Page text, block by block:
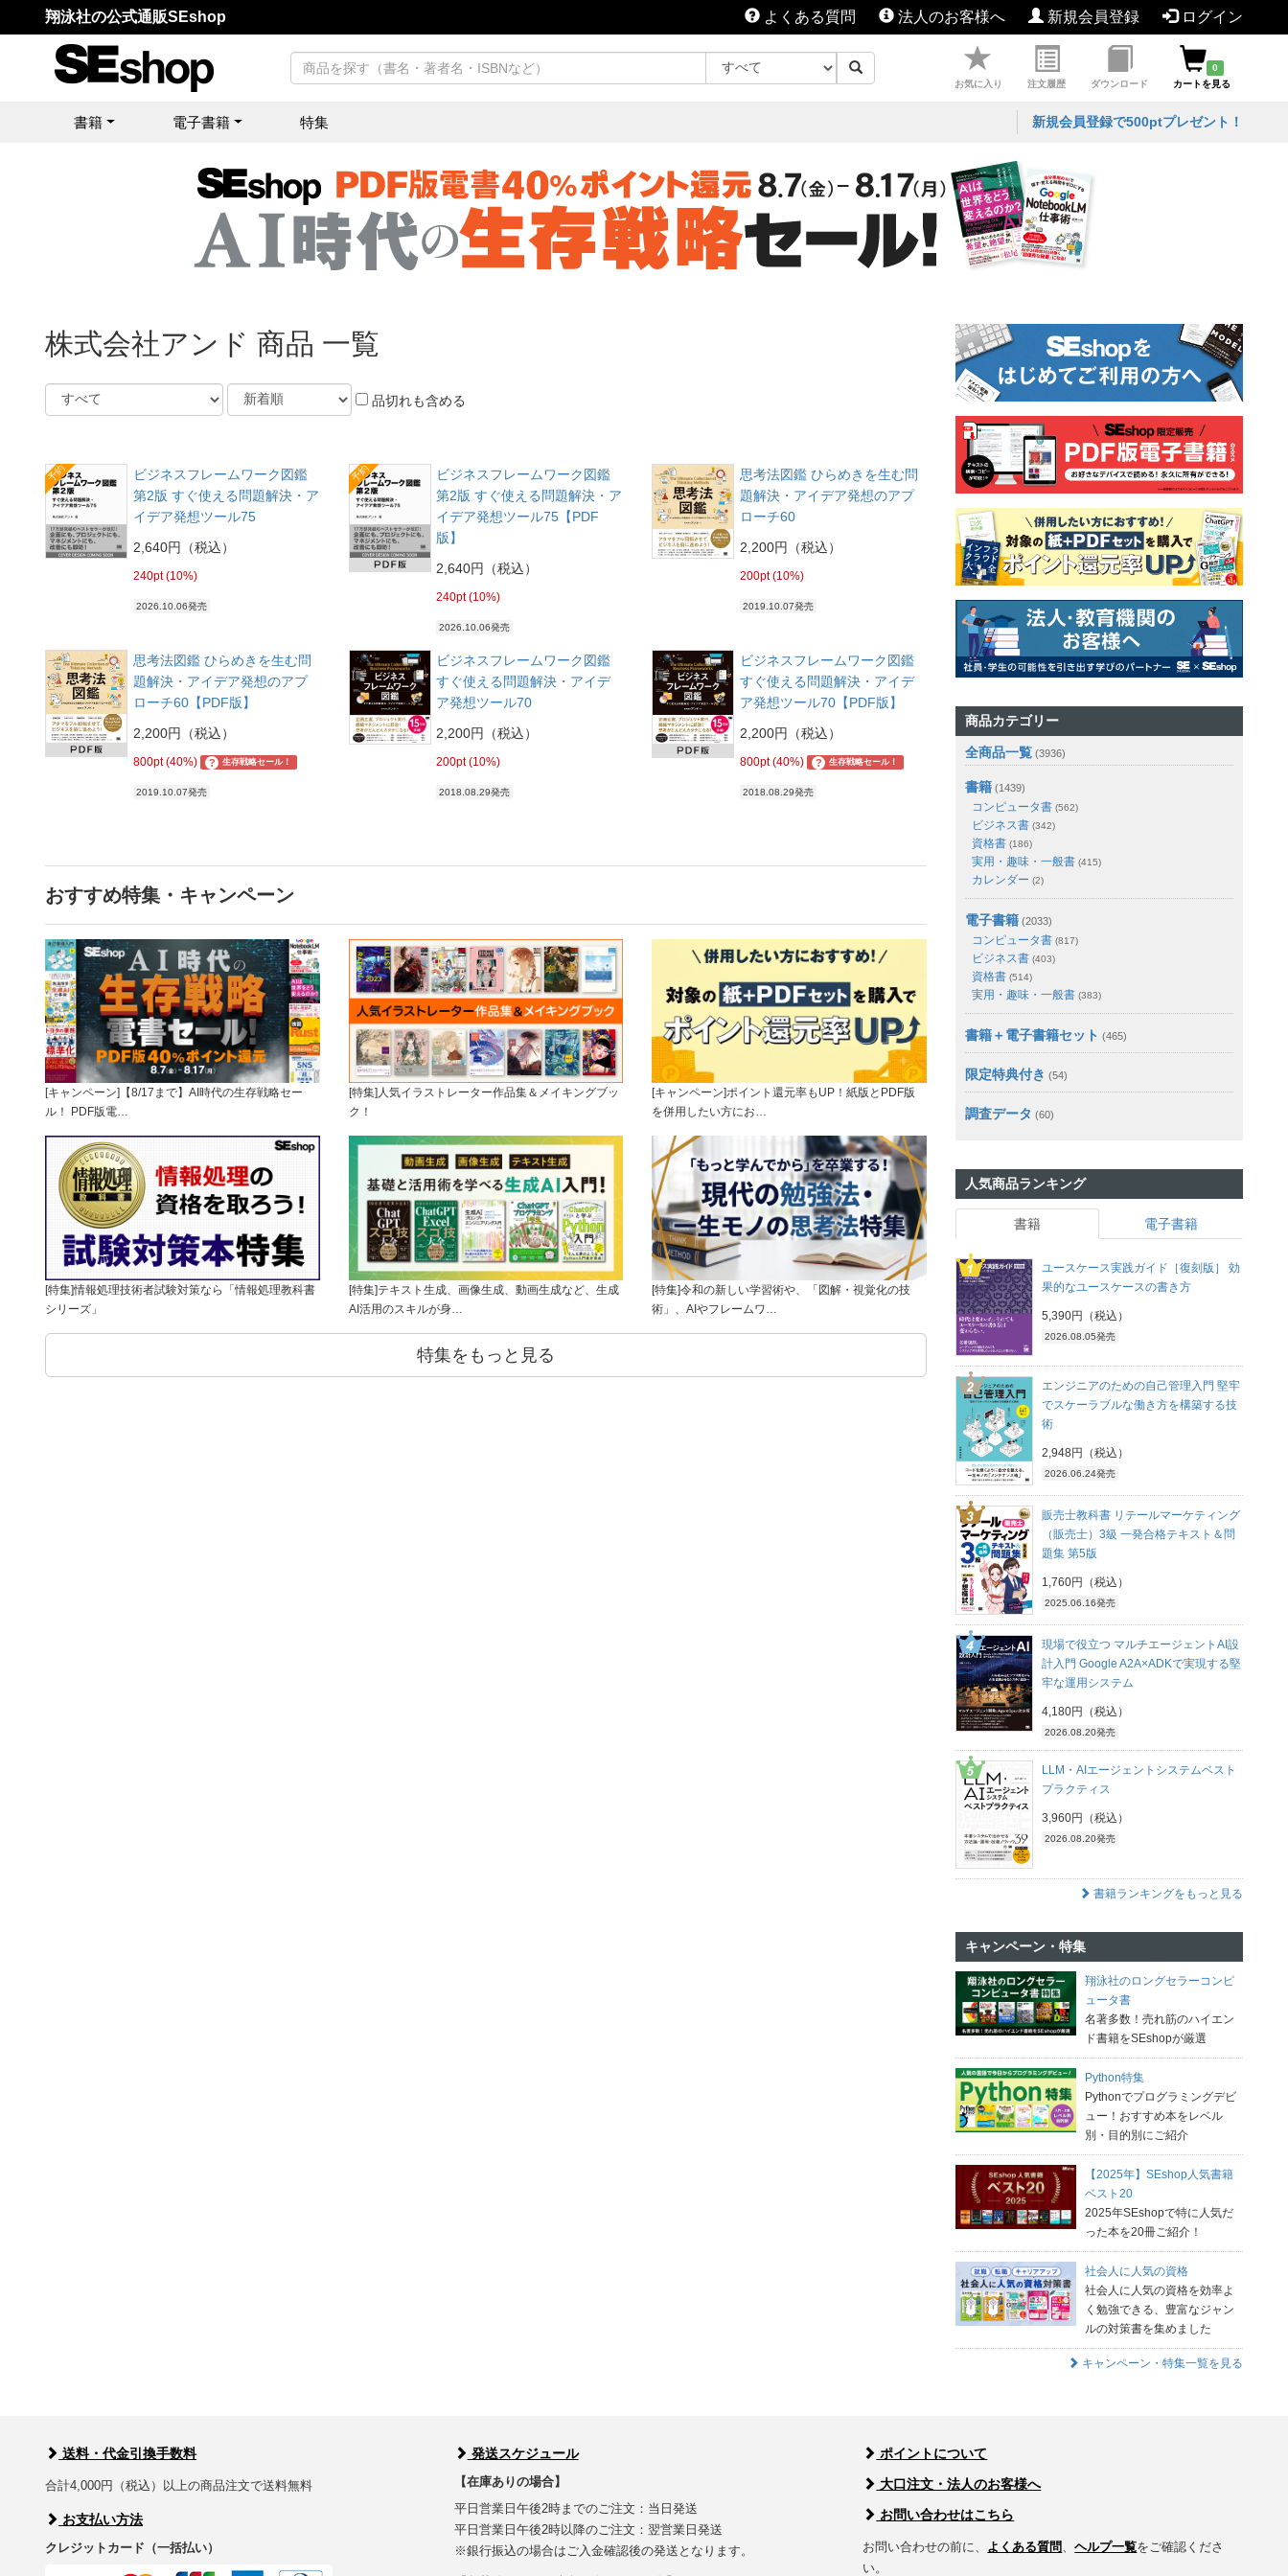
翔泳社の公式通販SEshop よくある質問 法人のお客様へ 新規会員登録 ログイン
お気に入り 注文履歴 ダウンロード
0
カートを見る
書籍 電子書籍 特集 新規会員登録で500ptプレゼント！
株式会社アンド 商品 一覧
品切れも含める
予約
ビジネスフレームワーク図鑑
第2版 すぐ使える問題解決・ア
イデア発想ツール75
2,640円（税込）
240pt (10%)
2026.10.06発売
予約
ビジネスフレームワーク図鑑
第2版 すぐ使える問題解決・ア
イデア発想ツール75【PDF
版】
2,640円（税込）
240pt (10%)
2026.10.06発売
思考法図鑑 ひらめきを生む問
題解決・アイデア発想のアプ
ローチ60
2,200円（税込）
200pt (10%)
2019.10.07発売
思考法図鑑 ひらめきを生む問
題解決・アイデア発想のアプ
ローチ60【PDF版】
2,200円（税込）
800pt (40%) ? 生存戦略セール！
2019.10.07発売
ビジネスフレームワーク図鑑
すぐ使える問題解決・アイデ
ア発想ツール70
2,200円（税込）
200pt (10%)
2018.08.29発売
ビジネスフレームワーク図鑑
すぐ使える問題解決・アイデ
ア発想ツール70【PDF版】
2,200円（税込）
800pt (40%) ? 生存戦略セール！
2018.08.29発売
おすすめ特集・キャンペーン
[キャンペーン]【8/17まで】AI時代の生存戦略セー
ル！ PDF版電…
[特集]人気イラストレーター作品集＆メイキングブッ
ク！
[キャンペーン]ポイント還元率もUP！紙版とPDF版
を併用したい方にお…
[特集]情報処理技術者試験対策なら「情報処理教科書
シリーズ」
[特集]テキスト生成、画像生成、動画生成など、生成
AI活用のスキルが身…
[特集]令和の新しい学習術や、「図解・視覚化の技
術」、AIやフレームワ…
特集をもっと見る
商品カテゴリー
全商品一覧 (3936)
書籍 (1439)
コンピュータ書 (562)
ビジネス書 (342)
資格書 (186)
実用・趣味・一般書 (415)
カレンダー (2)
電子書籍 (2033)
コンピュータ書 (817)
ビジネス書 (403)
資格書 (514)
実用・趣味・一般書 (383)
書籍＋電子書籍セット (465)
限定特典付き (54)
調査データ (60)
人気商品ランキング
書籍 電子書籍
ユースケース実践ガイド［復刻版］ 効
果的なユースケースの書き方
5,390円（税込）
2026.08.05発売
エンジニアのための自己管理入門 堅牢
でスケーラブルな働き方を構築する技
術
2,948円（税込）
2026.06.24発売
販売士教科書 リテールマーケティング
（販売士）3級 一発合格テキスト＆問
題集 第5版
1,760円（税込）
2025.06.16発売
現場で役立つ マルチエージェントAI設
計入門 Google A2A×ADKで実現する堅
牢な運用システム
4,180円（税込）
2026.08.20発売
LLM・AIエージェントシステムベスト
プラクティス
3,960円（税込）
2026.08.20発売
書籍ランキングをもっと見る
キャンペーン・特集
翔泳社のロングセラーコンピ
ュータ書
名著多数！売れ筋のハイエン
ド書籍をSEshopが厳選
Python特集
Pythonでプログラミングデビ
ュー！おすすめ本をレベル
別・目的別にご紹介
【2025年】SEshop人気書籍
ベスト20
2025年SEshopで特に人気だ
った本を20冊ご紹介！
社会人に人気の資格
社会人に人気の資格を効率よ
く勉強できる、豊富なジャン
ルの対策書を集めました
キャンペーン・特集一覧を見る
送料・代金引換手数料
合計4,000円（税込）以上の商品注文で送料無料
お支払い方法
クレジットカード（一括払い）
発送スケジュール
【在庫ありの場合】
平日営業日午後2時までのご注文：当日発送
平日営業日午後2時以降のご注文：翌営業日発送
※銀行振込の場合はご入金確認後の発送となります。
ポイントについて
大口注文・法人のお客様へ
お問い合わせはこちら
お問い合わせの前に、 よくある質問、ヘルプ一覧をご確認くださ
い。